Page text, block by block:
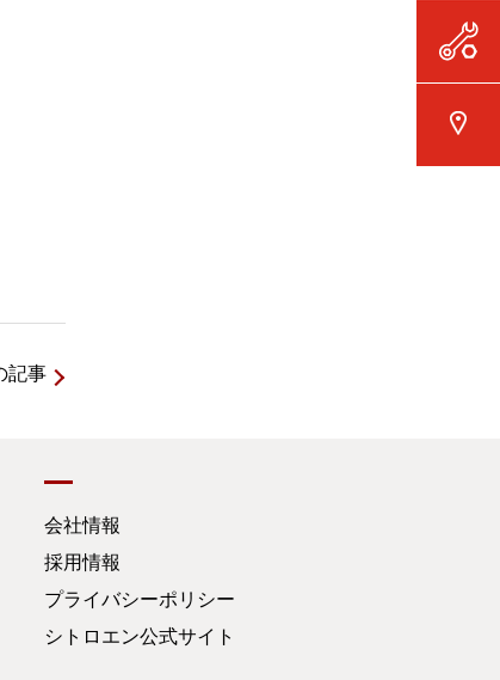
記事
会社情報
採用情報
プライバシーポリシー
シトロエン公式サイト